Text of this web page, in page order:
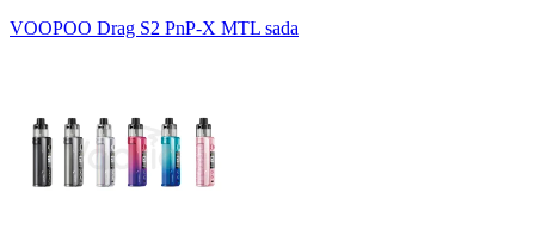
VOOPOO Drag S2 PnP-X MTL sada